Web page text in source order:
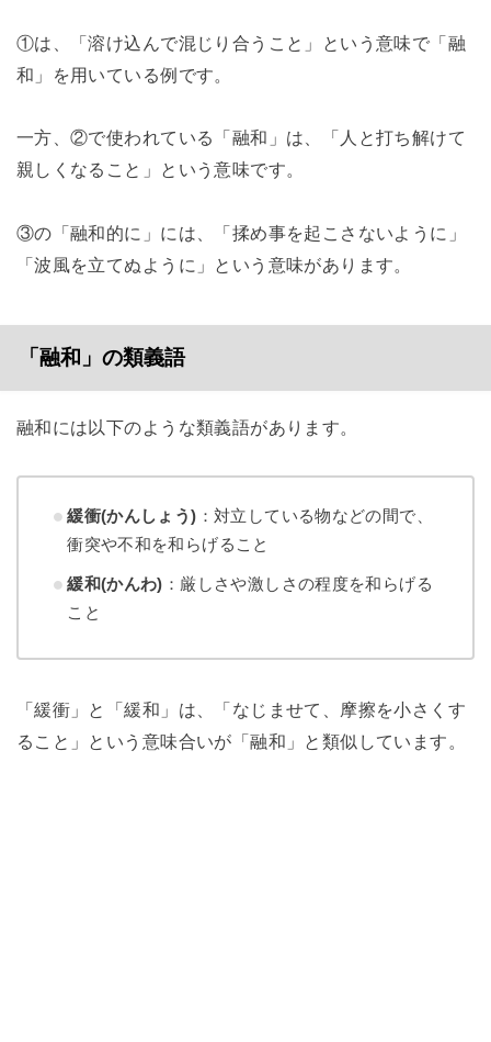
①は、「溶け込んで混じり合うこと」という意味で「融
和」を用いている例です。
一方、②で使われている「融和」は、「人と打ち解けて
親しくなること」という意味です。
③の「融和的に」には、「揉め事を起こさないように」
「波風を立てぬように」という意味があります。
「融和」の類義語
融和には以下のような類義語があります。
緩衝(かんしょう) ：対立している物などの間で、
衝突や不和を和らげること
緩和(かんわ) ：厳しさや激しさの程度を和らげる
こと
「緩衝」と「緩和」は、「なじませて、摩擦を小さくす
ること」という意味合いが「融和」と類似しています。